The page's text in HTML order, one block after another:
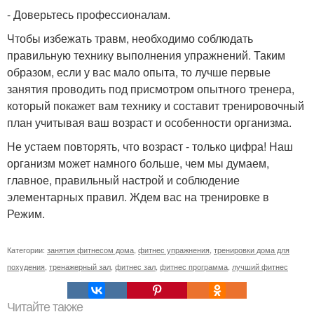
- Доверьтесь профессионалам.
Чтобы избежать травм, необходимо соблюдать
правильную технику выполнения упражнений. Таким
образом, если у вас мало опыта, то лучше первые
занятия проводить под присмотром опытного тренера,
который покажет вам технику и составит тренировочный
план учитывая ваш возраст и особенности организма.
Не устаем повторять, что возраст - только цифра! Наш
организм может намного больше, чем мы думаем,
главное, правильный настрой и соблюдение
элементарных правил. Ждем вас на тренировке в
Режим.
Категории: занятия фитнесом дома фитнес упражнения тренировки дома для
похудения тренажерный зал фитнес зал фитнес программа лучший фитнес
Читайте также